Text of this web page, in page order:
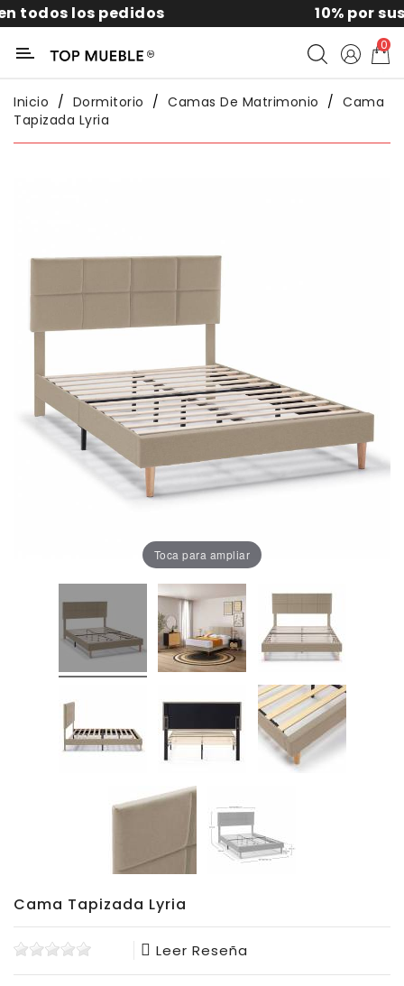
10% por suscribirte a la news
Categoría
Packs
Oficina
Lámparas
0
Inicio Dormitorio Camas De Matrimonio
Cama
Tapizada Lyria
Toca para ampliar
Cama Tapizada Lyria
Leer Reseña